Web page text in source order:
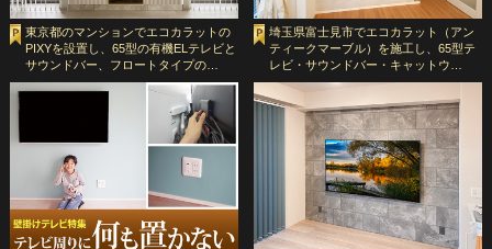
東京都のマンションでエコカラットの
PIXYを設置し、65型の有機ELテレビと
サウンドバー、フロートタイプの…
埼玉県富士見市でエコカラット（アン
ティークマーブル）を施工し、65型テ
レビ・サウンドバー・キャットウ…